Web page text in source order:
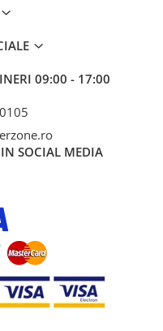
09:00 - 17:00
SOCIAL MEDIA